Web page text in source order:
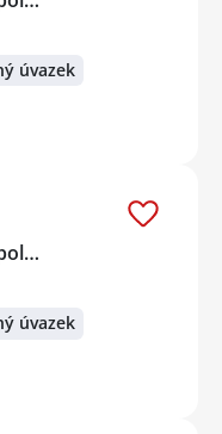
úvazek
úvazek